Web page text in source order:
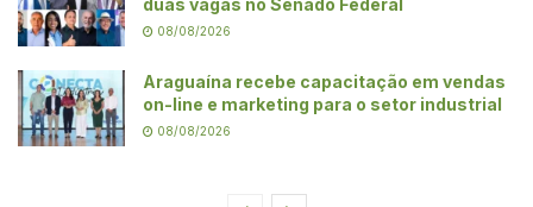
08/08/2026
Araguaína recebe capacitação em vendas
on-line e marketing para o setor industrial
08/08/2026